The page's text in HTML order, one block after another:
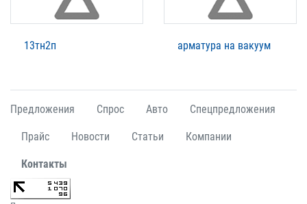
13тн2п арматура на вакуум
Предложения Спрос Авто Спецпредложения
Прайс Новости Статьи Компании
Контакты